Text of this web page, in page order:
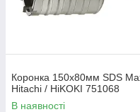
Коронка 150х80мм SDS
Hitachi / HiKOKI 751068
В наявності